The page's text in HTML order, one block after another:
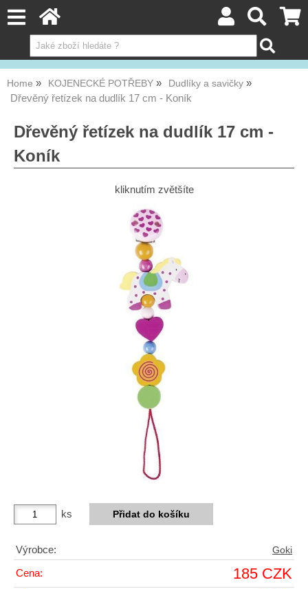
Home KOJENECKÉ POTŘEBY Dudlíky a savičky
Dřevěný řetízek na dudlík 17 cm - Koník
Dřevěný řetízek na dudlík 17 cm -
Koník
kliknutím zvětšíte
ks
Výrobce: Goki
Cena: 185 CZK